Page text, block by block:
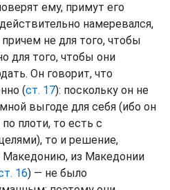
ему, примут его
намеревался,
не для того, чтобы
для того, чтобы они
Он говорит, что
(ст. 17): поскольку он не
выгоде для себя (ибо он
плоти, то есть с
то и решение,
Македонию, из Македонии
16) — не было